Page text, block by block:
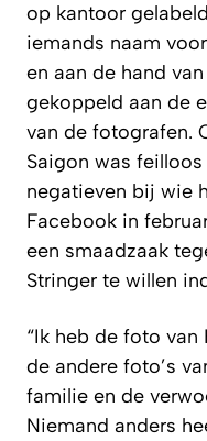
op kantoor
iemands naam
en aan de hand
gekoppeld aan de
van de fotografen.
Saigon was
negatieven bij wie
Facebook in
een smaadzaak
Stringer te willen
“Ik heb de foto
de andere foto’s
familie en de
Niemand anders